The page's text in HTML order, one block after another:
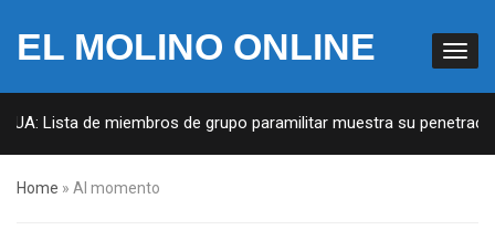
EL MOLINO ONLINE
Lista de miembros de grupo paramilitar muestra su penetración
Home » Al momento